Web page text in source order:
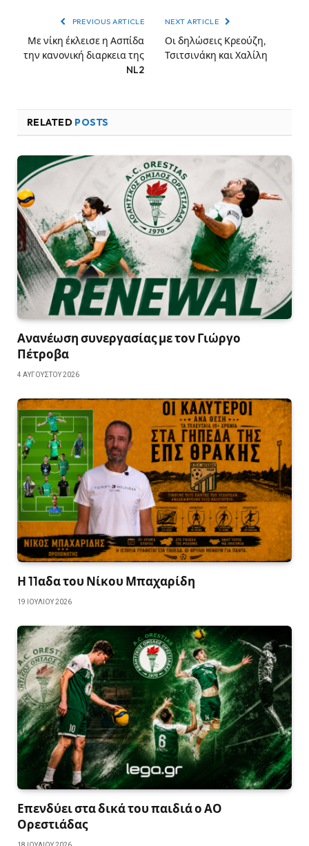
PREVIOUS ARTICLE
Με νίκη έκλεισε η Ασπίδα
την κανονική διαρκεια της
NL2
NEXT ARTICLE
Οι δηλώσεις Κρεούζη,
Τσιτσινάκη και Χαλίλη
RELATED POSTS
Ανανέωση συνεργασίας με τον Γιώργο
Πέτροβα
4 ΑΥΓΟΎΣΤΟΥ 2026
Η 11αδα του Νίκου Μπαχαρίδη
19 ΙΟΥΛΊΟΥ 2026
Επενδύει στα δικά του παιδιά ο ΑΟ
Ορεστιάδας